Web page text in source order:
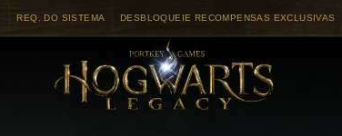
REQ. DO SISTEMA DESBLOQUEIE RECOMPENSAS EXCLUSIVAS